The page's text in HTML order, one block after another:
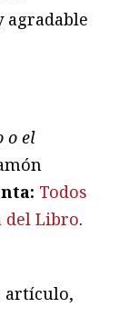
agradable
o el
Todos
del Libro.
artículo,